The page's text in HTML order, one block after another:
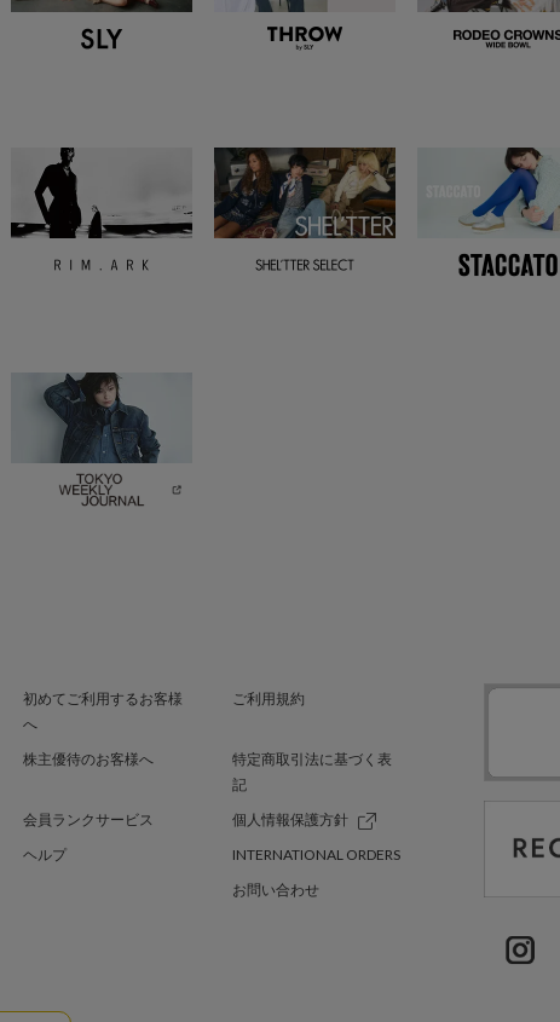
初めてご利用するお客様
へ
ご利用規約
株主優待のお客様へ
特定商取引法に基づく表
記
会員ランクサービス
個人情報保護方針
ヘルプ
INTERNATIONAL ORDERS
お問い合わせ